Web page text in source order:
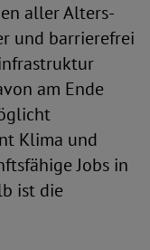
aller Alters-
und barrierefrei
am Ende
Klima und
Jobs in
ist die